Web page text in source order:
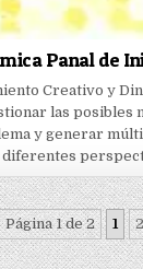
Panal de
Creativo y
las
y generar
diferentes
Página 1 de 2 1 2